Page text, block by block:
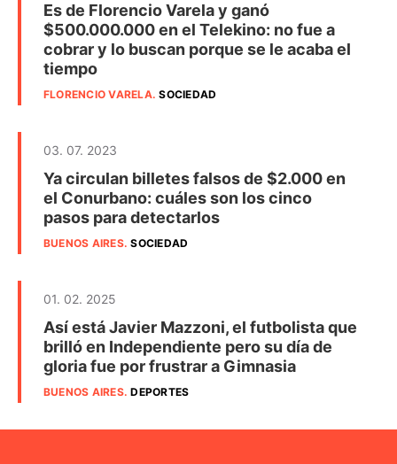
Es de Florencio Varela y ganó
$500.000.000 en el Telekino: no fue a
cobrar y lo buscan porque se le acaba el
tiempo
FLORENCIO VARELA.SOCIEDAD
03. 07. 2023
Ya circulan billetes falsos de $2.000 en
el Conurbano: cuáles son los cinco
pasos para detectarlos
BUENOS AIRES.SOCIEDAD
01. 02. 2025
Así está Javier Mazzoni, el futbolista que
brilló en Independiente pero su día de
gloria fue por frustrar a Gimnasia
BUENOS AIRES.DEPORTES